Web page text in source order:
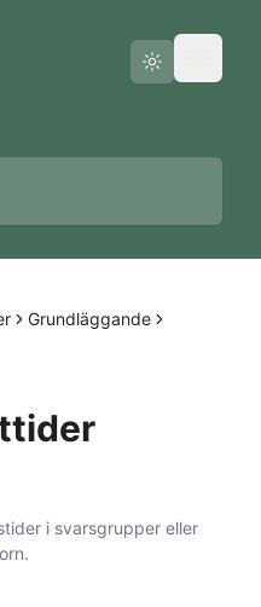
Grundläggande
i svarsgrupper eller